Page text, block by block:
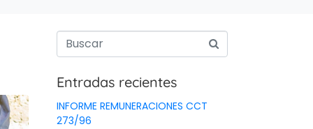
Entradas recientes
INFORME REMUNERACIONES CCT
273/96